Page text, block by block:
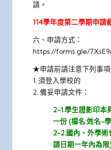
請。
114學年度第二學期申請
六、申請方式：
https://forms.gle/
★申請前請注意下列事項
1. 須登入學校的
2. 備妥申請文件：
2-1.學生證影印本
一份 (檔名:姓名-
2-2.國內、外學術
請日期一年內為限)